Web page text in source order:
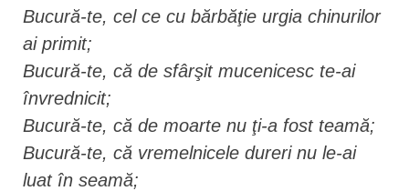
Bucură-te, cel ce cu bărbăţie urgia chinurilor
ai primit;
Bucură-te, că de sfârşit mucenicesc te-ai
învrednicit;
Bucură-te, că de moarte nu ţi-a fost teamă;
Bucură-te, că vremelnicele dureri nu le-ai
luat în seamă;